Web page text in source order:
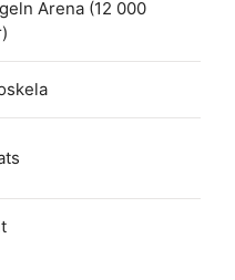
Arena (12 000